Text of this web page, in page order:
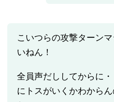
こいつらの攻撃ターン
いねん！
全員声だししてからに
にトスがいくかわからん